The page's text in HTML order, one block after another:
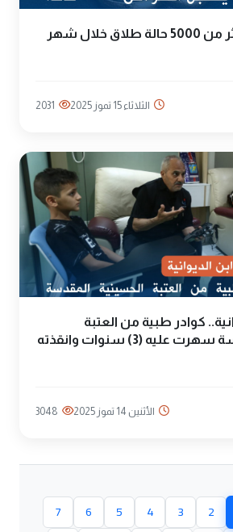
العراق يسجل أكثر من 5000 حالة طلاق خلال شهر
الثلاثاء 15 تموز 2025 2031
كوادر طبية من العتبة
الحسينية المقدسة سهرت عليه (3) سنوات وانقذته
الأثنين 14 تموز 2025 3048
الحالية) 2
3
4
5
6
7